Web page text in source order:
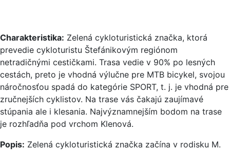
Charakteristika: Zelená cykloturistická značka, ktorá
prevedie cykloturistu Štefánikovým regiónom
netradičnými cestičkami. Trasa vedie v 90% po lesných
cestách, preto je vhodná výlučne pre MTB bicykel, svojou
náročnosťou spadá do kategórie SPORT, t. j. je vhodná pre
zručnejších cyklistov. Na trase vás čakajú zaujímavé
stúpania ale i klesania. Najvýznamnejším bodom na trase
je rozhľadňa pod vrchom Klenová.
Popis: Zelená cykloturistická značka začína v rodisku M.